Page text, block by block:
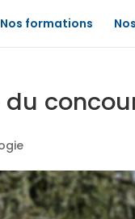
Nos formations